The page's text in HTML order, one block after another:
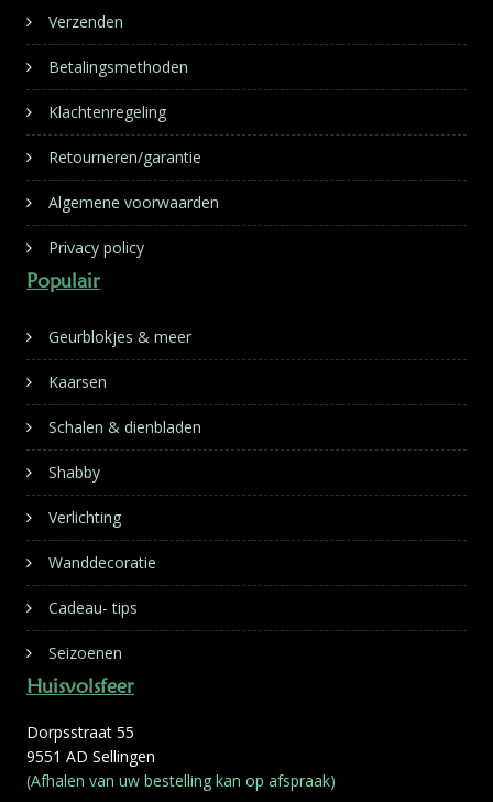
Verzenden
Betalingsmethoden
Klachtenregeling
Retourneren/garantie
Algemene voorwaarden
Privacy policy
Populair
Geurblokjes & meer
Kaarsen
Schalen & dienbladen
Shabby
Verlichting
Wanddecoratie
Cadeau- tips
Seizoenen
Huisvolsfeer
Dorpsstraat 55
9551 AD Sellingen
(Afhalen van uw bestelling kan op afspraak)